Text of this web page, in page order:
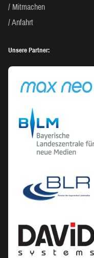
Mitmachen
Anfahrt
Unsere Partner: